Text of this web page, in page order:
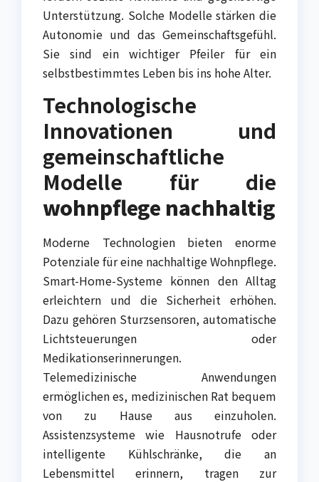
Unterstützung. Solche Modelle stärken die
Autonomie und das Gemeinschaftsgefühl.
Sie sind ein wichtiger Pfeiler für ein
selbstbestimmtes Leben bis ins hohe Alter.
Technologische
Innovationen und
gemeinschaftliche
Modelle für die
wohnpflege nachhaltig
Moderne Technologien bieten enorme
Potenziale für eine nachhaltige Wohnpflege.
Smart-Home-Systeme können den Alltag
erleichtern und die Sicherheit erhöhen.
Dazu gehören Sturzsensoren, automatische
Lichtsteuerungen oder
Medikationserinnerungen.
Telemedizinische Anwendungen
ermöglichen es, medizinischen Rat bequem
von zu Hause aus einzuholen.
Assistenzsysteme wie Hausnotrufe oder
intelligente Kühlschränke, die an
Lebensmittel erinnern, tragen zur